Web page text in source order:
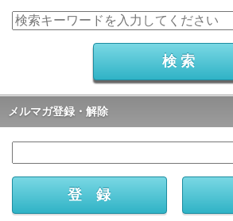
メルマガ登録・解除